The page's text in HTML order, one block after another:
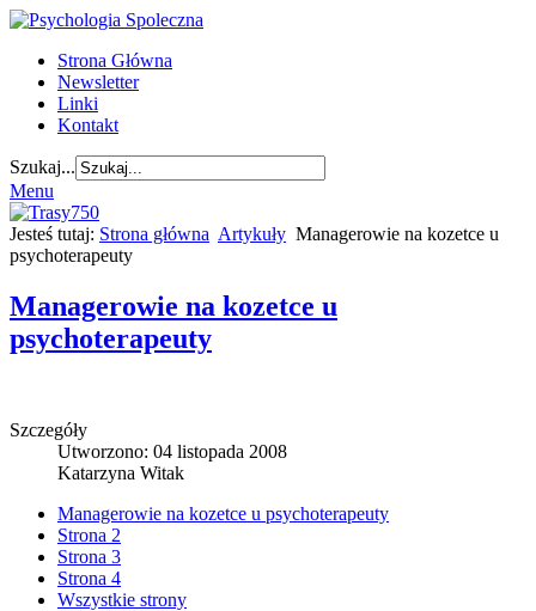
Strona Główna
Newsletter
Linki
Kontakt
Szukaj...
Menu
Jesteś tutaj: Strona główna Artykuły Managerowie na kozetce u
psychoterapeuty
Managerowie na kozetce u
psychoterapeuty
Szczegóły
Utworzono: 04 listopada 2008
Katarzyna Witak
Managerowie na kozetce u psychoterapeuty
Strona 2
Strona 3
Strona 4
Wszystkie strony